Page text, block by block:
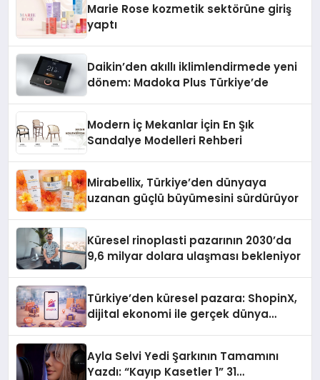
Marie Rose kozmetik sektörüne giriş
yaptı
Daikin’den akıllı iklimlendirmede yeni
dönem: Madoka Plus Türkiye’de
Modern İç Mekanlar İçin En Şık
Sandalye Modelleri Rehberi
Mirabellix, Türkiye’den dünyaya
uzanan güçlü büyümesini sürdürüyor
Küresel rinoplasti pazarının 2030’da
9,6 milyar dolara ulaşması bekleniyor
Türkiye’den küresel pazara: ShopinX,
dijital ekonomi ile gerçek dünya
Ayla Selvi Yedi Şarkının Tamamını
Yazdı: “Kayıp Kasetler 1” 31